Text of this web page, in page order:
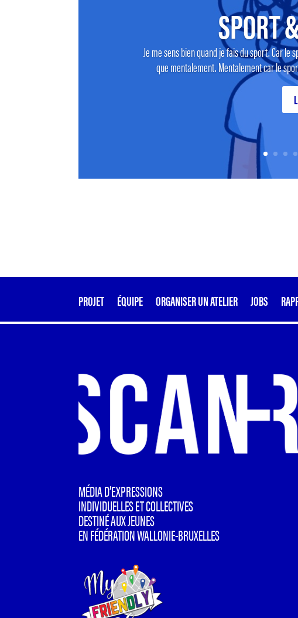
SPORT
Je me sens bien quand je fais du sport. Car
que mentalement. Mentalement car le
PROJET ÉQUIPE ORGANISER UN ATELIER JOBS
MÉDIA D’EXPRESSIONS
INDIVIDUELLES ET COLLECTIVES
DESTINÉ AUX JEUNES
EN FÉDÉRATION WALLONIE-BRUXELLES